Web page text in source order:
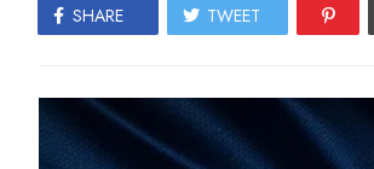
SHARE TWEET